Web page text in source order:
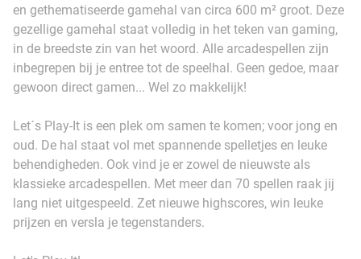
en gethematiseerde gamehal van circa 600 m² groot. Deze
gezellige gamehal staat volledig in het teken van gaming,
in de breedste zin van het woord. Alle arcadespellen zijn
inbegrepen bij je entree tot de speelhal. Geen gedoe, maar
gewoon direct gamen... Wel zo makkelijk!
Let´s Play-It is een plek om samen te komen; voor jong en
oud. De hal staat vol met spannende spelletjes en leuke
behendigheden. Ook vind je er zowel de nieuwste als
klassieke arcadespellen. Met meer dan 70 spellen raak jij
lang niet uitgespeeld. Zet nieuwe highscores, win leuke
prijzen en versla je tegenstanders.